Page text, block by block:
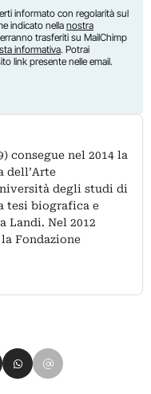
informato con regolarità sul
indicato nella nostra
trasferiti su MailChimp
informativa. Potrai
link presente nelle email.
consegue nel 2014 la
dell’Arte
degli studi di
tesi biografica e
Landi. Nel 2012
Fondazione
LinkedIn
su Pinterest
Condividi su WhatsApp
Condividi su Email